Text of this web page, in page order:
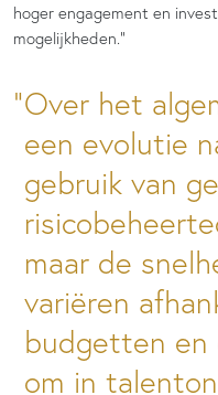
hoger engagement en
mogelijkheden.”
Over het
een evolutie
gebruik van
maar de
variëren
budgetten en
om in